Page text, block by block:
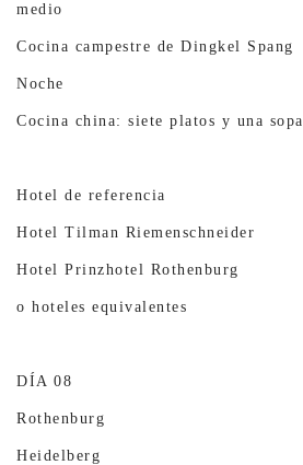
medio
Cocina campestre de Dingkel Spang
Noche
Cocina china: siete platos y una sopa
Hotel de referencia
Hotel Tilman Riemenschneider
Hotel Prinzhotel Rothenburg
o hoteles equivalentes
DÍA 08
Rothenburg
Heidelberg